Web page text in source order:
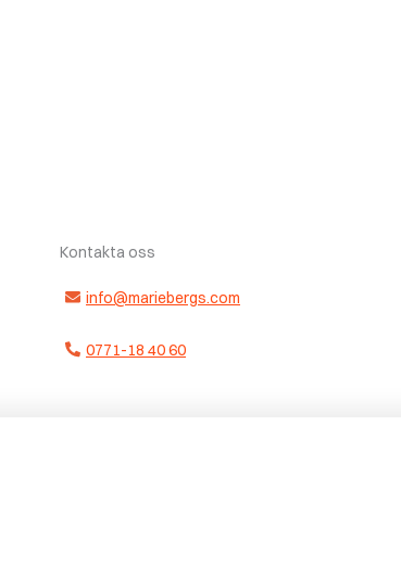
Kontakta oss
info@mariebergs.com
0771-18 40 60